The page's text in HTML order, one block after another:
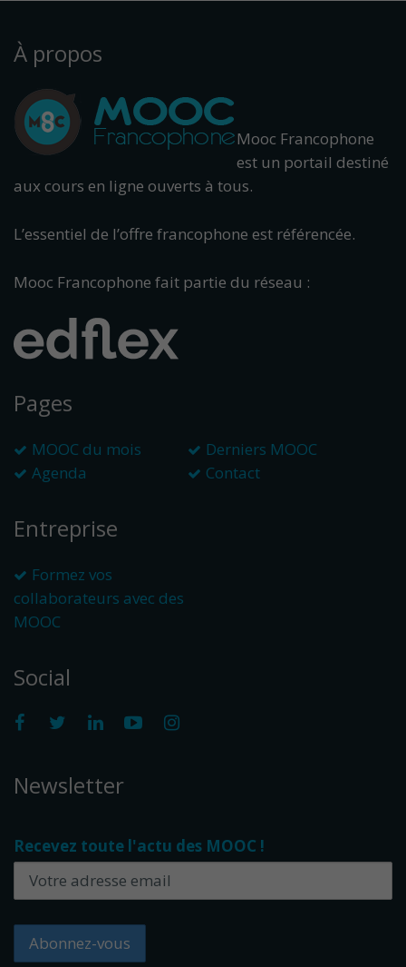
À propos
Mooc Francophone
est un portail destiné
aux cours en ligne ouverts à tous.
L’essentiel de l’offre francophone est référencée.
Mooc Francophone fait partie du réseau :
Pages
MOOC du mois
Derniers MOOC
Agenda
Contact
Entreprise
Formez vos
collaborateurs avec des
MOOC
Social
Newsletter
Recevez toute l'actu des MOOC !